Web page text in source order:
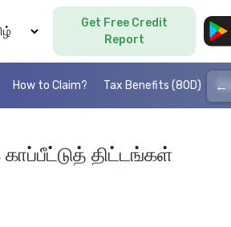
Language
Get Free Credit
Report
How to Claim? Tax Benefits (80D) ←
திட்டங்கள்